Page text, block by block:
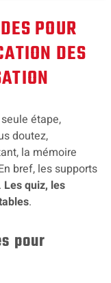
POUR
DES
étape,
doutez,
la mémoire
bref, les supports
Les quiz, les
.
pour